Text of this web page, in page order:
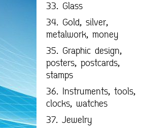
33. Glass
34. Gold, silver,
metalwork, money
35. Graphic design,
posters, postcards,
stamps
36. Instruments, tools,
clocks, watches
37. Jewelry